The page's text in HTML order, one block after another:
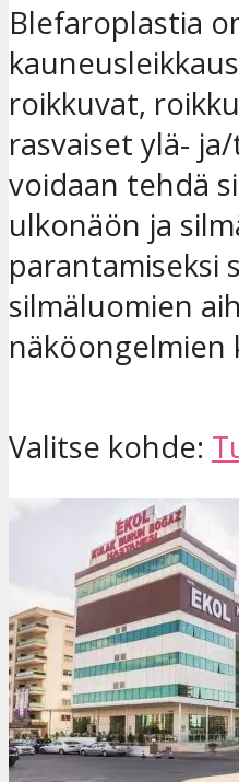
Blefaroplastia
roikkuvat,
rasvaiset ylä-
voidaan tehdä
ulkonäön ja
parantamiseksi
silmäluomien
näköongelmien
Valitse kohde: